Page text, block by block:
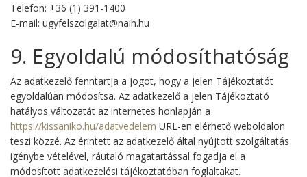
Telefon: +36 (1) 391-1400
E-mail: ugyfelszolgalat@naih.hu
9. Egyoldalú módosíthatóság
Az adatkezelő fenntartja a jogot, hogy a jelen Tájékoztatót
egyoldalúan módosítsa. Az adatkezelő a jelen Tájékoztató
hatályos változatát az internetes honlapján a
https://kissaniko.hu/adatvedelem URL-en elérhető weboldalon
teszi közzé. Az érintett az adatkezelő által nyújtott szolgáltatás
igénybe vételével, ráutaló magatartással fogadja el a
módosított adatkezelési tájékoztatóban foglaltakat.